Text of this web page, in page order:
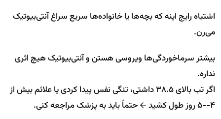
اشتباه رایج اینه که بچه‌ها یا خانواده‌ها سریع سراغ آنتی‌بیوتیک
می‌رن.
بیشتر سرماخوردگی‌ها ویروسی هستن و آنتی‌بیوتیک هیچ اثری
نداره.
اگر تب بالای ۳۸.۵ داشتی، تنگی نفس پیدا کردی یا علائم بیش از
۴--۵ روز طول کشید 🡨 حتماً باید به پزشک مراجعه کنی.